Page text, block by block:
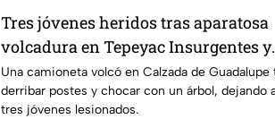
Tres jóvenes heridos tras aparatosa
volcadura en Tepeyac Insurgentes y
operativo en la Juárez, mientras
dormía
Una camioneta volcó en Calzada de Guadalupe
derribar postes y chocar con un árbol, dejando
tres jóvenes lesionados.